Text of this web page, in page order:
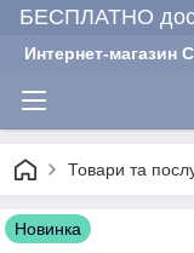
БЕСПЛАТНО
Интернет-
Товари та
Новинка